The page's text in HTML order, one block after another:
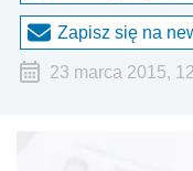
Zapisz się na
23 marca 2015,